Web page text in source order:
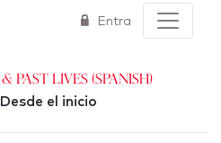
Entra
Past Lives (Spanish)
el inicio